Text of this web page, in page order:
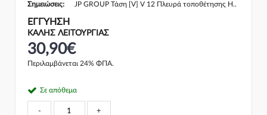
Σημειώσεις:
JP GROUP Τάση [V] V 12 Πλευρά τοποθέτησης H..
ΕΓΓΎΗΣΗ
ΚΑΛΗΣ ΛΕΙΤΟΥΡΓΙΑΣ
30,90€
Περιλαμβάνεται 24% ΦΠΑ.
Σε απόθεμα
- +